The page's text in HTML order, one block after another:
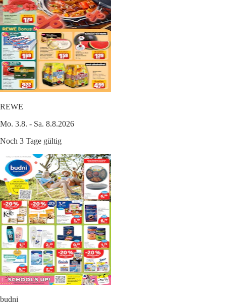
REWE
Mo. 3.8. - Sa. 8.8.2026
Noch 3 Tage gültig
budni